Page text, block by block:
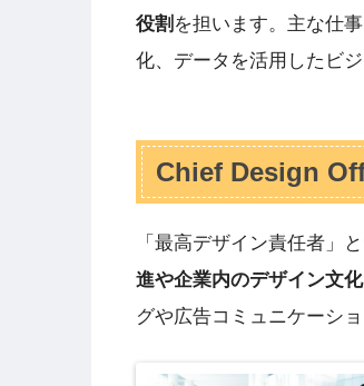
役割 を担います。主な仕
化、データを活用したビ
Chief Design
「最高デザイン責任者」
進や企業内のデザイン文
グや広告コミュニケーシ